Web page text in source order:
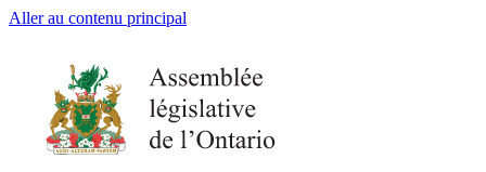
Aller au contenu principal